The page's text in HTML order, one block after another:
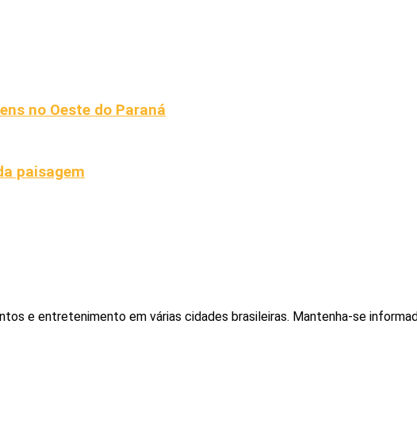
no Oeste do Paraná
paisagem
e entretenimento em várias cidades brasileiras. Mantenha-se